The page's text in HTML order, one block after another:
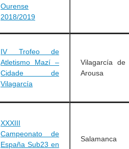
Ourense
2018/2019
IV Trofeo de
Atletismo Mazí –
Cidade de
Vilagarcía
Vilagarcía de
Arousa
XXXIII
Campeonato de
España Sub23 en
Salamanca